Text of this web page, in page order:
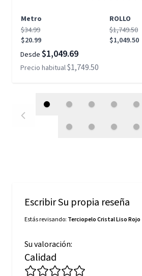
Metro
ROLLO
$34.99
$20.99
$1,749.50
$1,049.50
Desde $1,049.69
Precio habitual$1,749.50
Escribir Su propia reseña
Estás revisando: Terciopelo Cristal Liso Rojo
Su valoración:
Calidad